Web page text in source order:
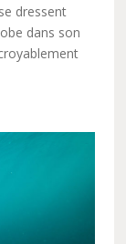
dressent
dans son